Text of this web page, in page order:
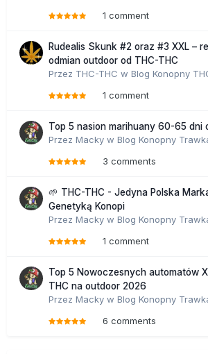
1 comment
Rudealis Skunk #2 oraz #3 XXL –
odmian outdoor od THC-THC
Przez THC-THC w Blog Konopny
1 comment
Top 5 nasion marihuany 60-65 dni
Przez Macky w Blog Konopny
3 comments
🌱 THC-THC - Jedyna Polska
Genetyką Konopi
Przez Macky w Blog Konopny
1 comment
Top 5 Nowoczesnych automatów
THC na outdoor 2026
Przez Macky w Blog Konopny
6 comments